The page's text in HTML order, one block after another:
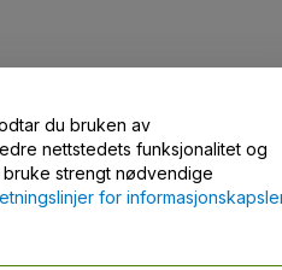
oss
du bruken av
nettstedets funksjonalitet og
bruke strengt nødvendige
for